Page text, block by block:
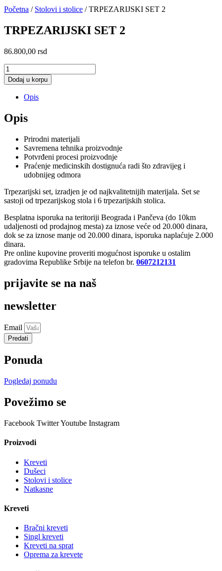
Početna / Stolovi i stolice / TRPEZARIJSKI SET 2
TRPEZARIJSKI SET 2
86.800,00 rsd
TRPEZARIJSKI
SET
2
količina
Dodaj u korpu
Opis
Opis
Prirodni materijali
Savremena tehnika proizvodnje
Potvrđeni procesi proizvodnje
Praćenje medicinskih dostignuća radi što zdravijeg i
udobnijeg odmora
Trpezarijski set, izradjen je od najkvalitetnijih materijala. Set se
sastoji od trpezarijskog stola i 6 trpezarijskih stolica.
Besplatna isporuka na teritoriji Beograda i Pančeva (do 10km
udaljenosti od prodajnog mesta) za iznose veće od 20.000 dinara,
dok se za iznose manje od 20.000 dinara, isporuka naplaćuje 2.000
dinara.
Pre online kupovine proveriti mogućnost isporuke u ostalim
gradovima Republike Srbije na telefon br. 0607212131
prijavite se na naš
newsletter
Email
Predati
Ponuda
Pogledaj ponudu
Povežimo se
Facebook TwitterYoutube Instagram
Proizvodi
Kreveti
Dušeci
Stolovi i stolice
Natkasne
Kreveti
Bračni kreveti
Singl kreveti
Kreveti na sprat
Oprema za krevete